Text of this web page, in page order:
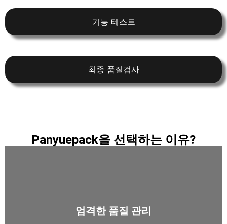
기능 테스트
최종 품질검사
Panyuepack을 선택하는 이유?
엄격한 품질 관리